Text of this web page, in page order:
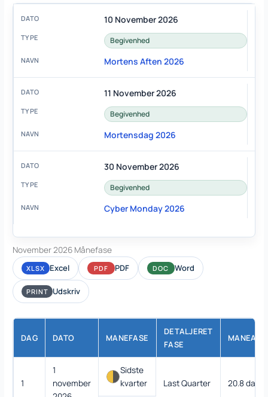
10 November 2026
Begivenhed
Mortens Aften 2026
11 November 2026
Begivenhed
Mortensdag 2026
30 November 2026
Begivenhed
Cyber Monday 2026
November 2026 Månefase
XLSX Excel PDF PDF DOC Word
PRINT Udskriv
DAG DATO MANEFASE
DETALJERET
FASE
1
1
november
Sidste
kvarter
Last Quarter 20.8 dage